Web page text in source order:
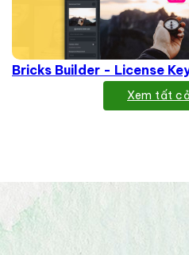
Bricks Builder - License
Xem tất cả